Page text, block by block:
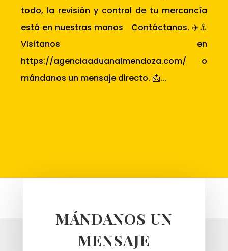
todo, la revisión y control de tu mercancía
está en nuestras manos Contáctanos. ✈️⚓
Visítanos en
https://agenciaaduanalmendoza.com/ o
mándanos un mensaje directo. 📩...
MÁNDANOS UN
MENSAJE